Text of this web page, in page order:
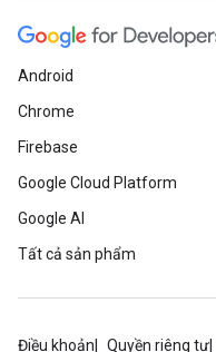
Android
Chrome
Firebase
Google Cloud Platform
Google AI
Tất cả sản phẩm
Điều khoản Quyền riêng tư